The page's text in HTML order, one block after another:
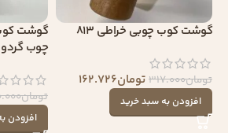
گوشت کوب چوبی خراطی 813
تومان317.000تومان162.726
افزودن به سبد خرید
گوشت
چوب گردو
تومان
افزودن